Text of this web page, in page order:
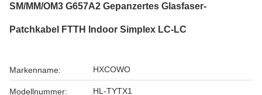
SM/MM/OM3 G657A2 Gepanzertes Glasfaser-
Patchkabel FTTH Indoor Simplex LC-LC
Markenname: HXCOWO
Modellnummer: HL-TYTX1